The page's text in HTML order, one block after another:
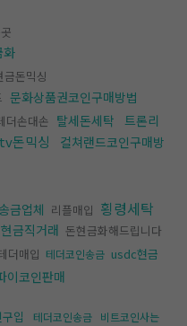
화
금돈믹싱
문화상품권코인구매방법
더손대손 탈세돈세탁 트론리
돈믹싱
컬쳐랜드코인구매방
금업체 리플매입 횡령세탁
금직거래 돈현금화해드립니다
더매입 테더코인송금 usdc현금
이코인판매
입 테더코인송금 비트코인사는